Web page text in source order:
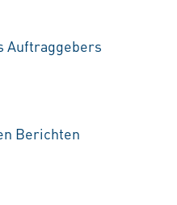
Auftraggebers
Berichten